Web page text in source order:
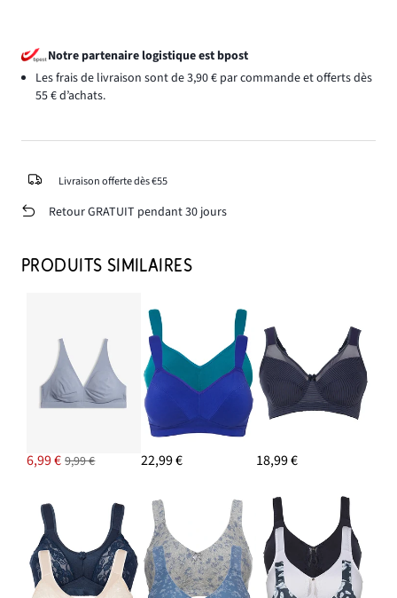
Notre partenaire logistique est bpost
Les frais de livraison sont de 3,90 € par commande et offerts dès
55 € d’achats.
Livraison offerte dès €55
Retour GRATUIT pendant 30 jours
PRODUITS SIMILAIRES
6,99 € 9,99 € 22,99 € 18,99 €